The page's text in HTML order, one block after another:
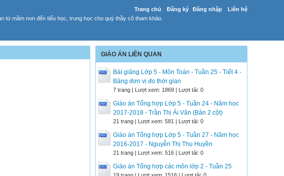
Trang chủ Đăng ký Đăng nhập Liên hệ
từ mầm non đến tiểu học, trung học cho quý thầy cô tham khảo.
GIÁO ÁN LIÊN QUAN
Bài giảng Lớp 5 - Môn Toán - Tuần 25 - Tiết 4 -
Bảng đơn vị đo thời gian
7 trang | Lượt xem: 1869 | Lượt tải: 0
Giáo án Tổng hợp Lớp 5 - Tuần 24 - Năm học
2017-2018 - Trần Thị Ái Vân (Bản 2 cột)
21 trang | Lượt xem: 581 | Lượt tải: 0
Giáo án Tổng hợp Lớp 5 - Tuần 27 - Năm học
2016-2017 - Nguyễn Thị Thu Huyền
21 trang | Lượt xem: 516 | Lượt tải: 0
Giáo án Tổng hợp các môn lớp 2 - Tuần 25